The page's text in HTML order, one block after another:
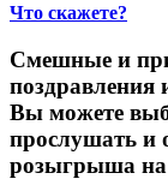
Что скажете?
Смешные и
поздравления
Вы можете
прослушать и
розыгрыша на